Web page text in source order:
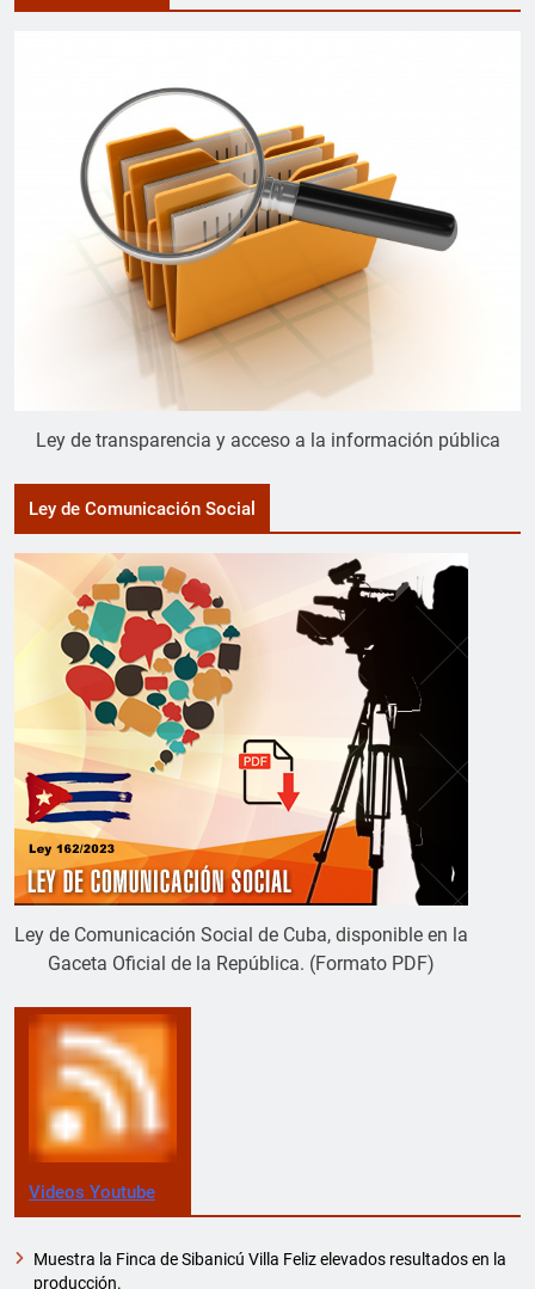
Ley de transparencia y acceso a la información pública
Ley de Comunicación Social
Ley de Comunicación Social de Cuba, disponible en la
Gaceta Oficial de la República. (Formato PDF)
Videos Youtube
Muestra la Finca de Sibanicú Villa Feliz elevados resultados en la
producción.